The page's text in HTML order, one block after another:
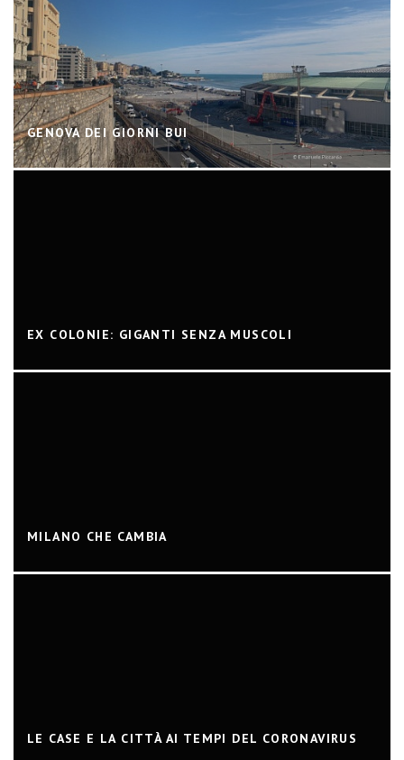
GENOVA DEI GIORNI BUI
EX COLONIE: GIGANTI SENZA MUSCOLI
MILANO CHE CAMBIA
LE CASE E LA CITTÀ AI TEMPI DEL CORONAVIRUS